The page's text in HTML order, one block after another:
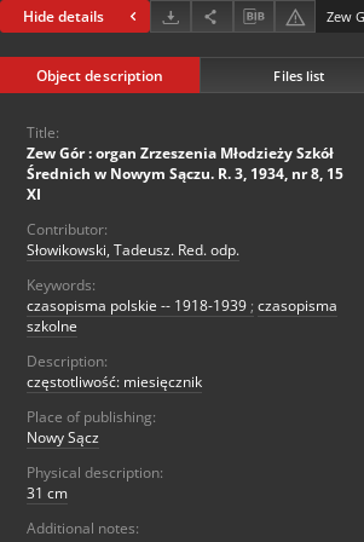
Hide details
Object description Files list
Title:
Zew Gór : organ Zrzeszenia Młodzieży Szkół
Średnich w Nowym Sączu. R. 3, 1934, nr 8, 15
XI
Contributor:
Słowikowski, Tadeusz. Red. odp.
Keywords:
czasopisma polskie -- 1918-1939 ; czasopisma
szkolne
Description:
częstotliwość: miesięcznik
Place of publishing:
Nowy Sącz
Physical description:
31 cm
Additional notes: